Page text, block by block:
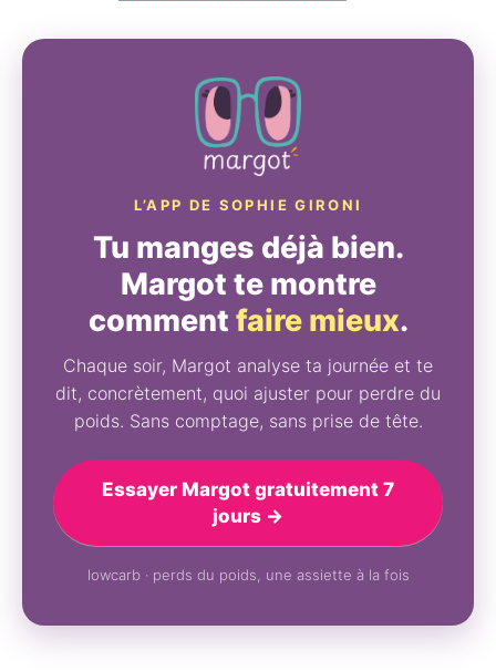
L’APP DE SOPHIE GIRONI
Tu manges déjà bien.
Margot te montre
comment faire mieux.
Chaque soir, Margot analyse ta journée et te
dit, concrètement, quoi ajuster pour perdre du
poids. Sans comptage, sans prise de tête.
Essayer Margot gratuitement 7
jours →
lowcarb · perds du poids, une assiette à la fois